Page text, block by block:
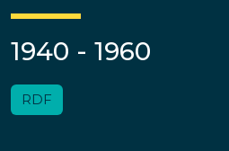
1940 - 1960
RDF